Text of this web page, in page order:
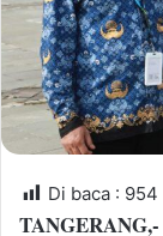
Di baca : 954
TANGERANG,-